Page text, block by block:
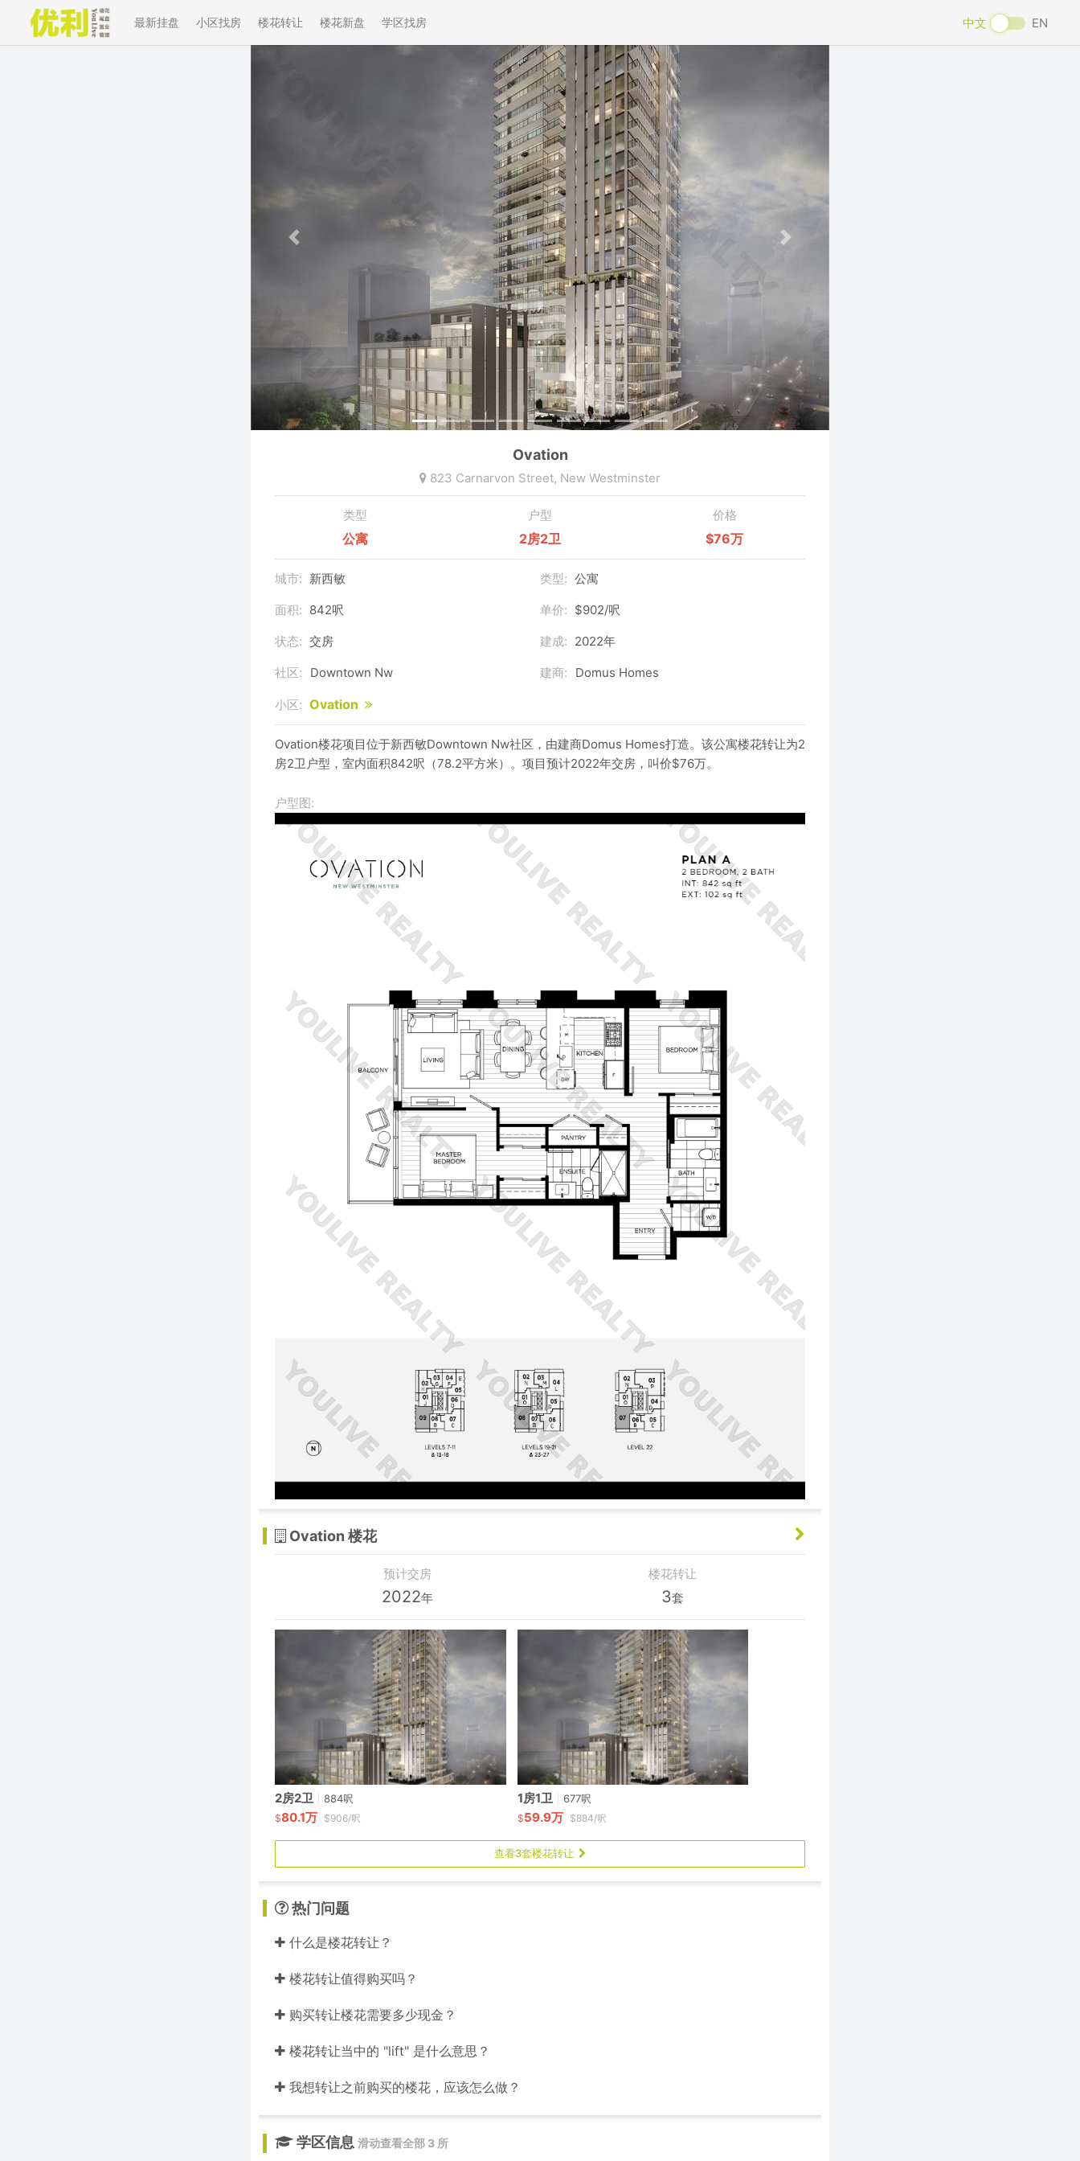
最新挂盘 小区找房 楼花转让 楼花新盘 学区找房 中文 EN
Previous Next
Ovation
823 Carnarvon Street, New Westminster
类型
公寓
户型
2房2卫
价格
$76万
城市: 新西敏 类型: 公寓
面积: 842呎 单价: $902/呎
状态: 交房 建成: 2022年
社区: Downtown Nw 建商: Domus Homes
小区: Ovation
Ovation楼花项目位于新西敏Downtown Nw社区，由建商Domus Homes打造。该公寓楼花转让为2
房2卫户型，室内面积842呎（78.2平方米）。项目预计2022年交房，叫价$76万。
户型图:
Ovation 楼花
预计交房
2022年
楼花转让
3套
2房2卫 884呎
$80.1万 $906/呎
1房1卫 677呎
$59.9万 $884/呎
查看3套楼花转让
热门问题
什么是楼花转让？
楼花转让值得购买吗？
购买转让楼花需要多少现金？
楼花转让当中的 "lift" 是什么意思？
我想转让之前购买的楼花，应该怎么做？
学区信息 滑动查看全部 3 所